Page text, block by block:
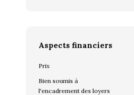
Aspects financiers
Prix
Bien soumis à
l'encadrement des loyers